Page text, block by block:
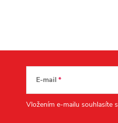
E-mail
Vložením e-mailu souhlasíte s